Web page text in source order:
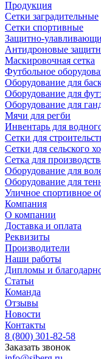
Продукция
Сетки заградительные
Сетки спортивные
Защитно-
Антидроновые
Маскировочная сетка
Футбольное
Оборудование для
Оборудование для
Оборудование для
Мячи для регби
Инвентарь для
Сетки для
Сетки для сельского
Сетка для
Оборудование для
Оборудование для
Уличное спортивное
Компания
О компании
Доставка и оплата
Реквизиты
Производители
Наши работы
Дипломы и
Статьи
Команда
Отзывы
Новости
Контакты
8 (800) 301-82-58
Заказать звонок